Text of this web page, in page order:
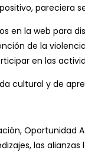
en la web para
de la
en las
cultural y de
Oportunidad
las